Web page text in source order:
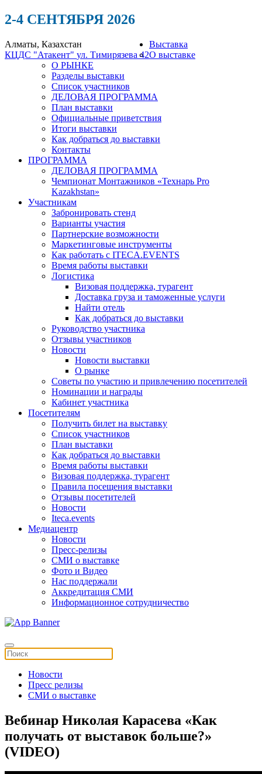
2-4 СЕНТЯБРЯ 2026
Алматы, Казахстан
КЦДС "Атакент" ул. Тимирязева 42
Выставка
О выставке
О РЫНКЕ
Разделы выставки
Список участников
ДЕЛОВАЯ ПРОГРАММА
План выставки
Официальные приветствия
Итоги выставки
Как добраться до выставки
Контакты
ПРОГРАММА
ДЕЛОВАЯ ПРОГРАММА
Чемпионат Монтажников «Технарь Pro
Kazakhstan»
Участникам
Забронировать стенд
Варианты участия
Партнерские возможности
Маркетинговые инструменты
Как работать с ITECA.EVENTS
Время работы выставки
Логистика
Визовая поддержка, турагент
Доставка груза и таможенные услуги
Найти отель
Как добраться до выставки
Руководство участника
Отзывы участников
Новости
Новости выставки
О рынке
Советы по участию и привлечению посетителей
Номинации и награды
Кабинет участника
Посетителям
Получить билет на выставку
Список участников
План выставки
Как добраться до выставки
Время работы выставки
Визовая поддержка, турагент
Правила посещения выставки
Отзывы посетителей
Новости
Iteca.events
Медиацентр
Новости
Пресс-релизы
СМИ о выставке
Фото и Видео
Нас поддержали
Аккредитация СМИ
Информационное сотрудничество
Новости
Пресс релизы
СМИ о выставке
Вебинар Николая Карасева «Как
получать от выставок больше?»
(VIDEO)